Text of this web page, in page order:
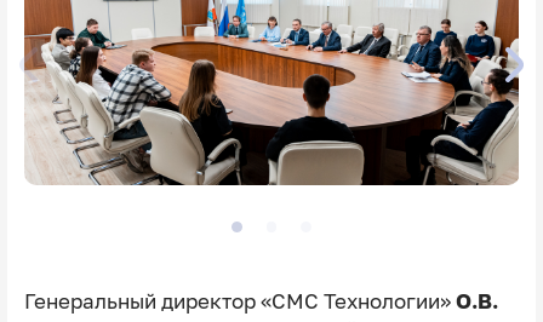
Генеральный директор «СМС Технологии» О.В.